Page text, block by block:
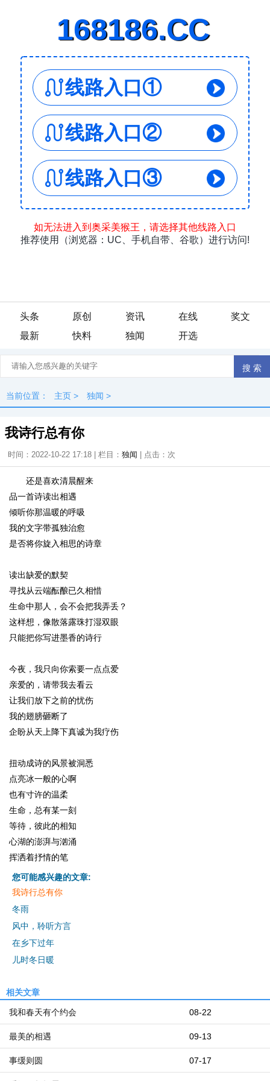
头条 原创 资讯 在线
奖文
最新
快料 独闻 开选
当前位置： 主页 > 独闻 >
我诗行总有你
时间：2022-10-22 17:18 | 栏目： 独闻 | 点击： 次
还是喜欢清晨醒来
品一首诗读出相遇
倾听你那温暖的呼吸
我的文字带孤独治愈
是否将你旋入相思的诗章
读出缺爱的默契
寻找从云端酝酿已久相惜
生命中那人，会不会把我弄丢？
这样想，像散落露珠打湿双眼
只能把你写进墨香的诗行
今夜，我只向你索要一点点爱
亲爱的，请带我去看云
让我们放下之前的忧伤
我的翅膀砸断了
企盼从天上降下真诚为我疗伤
扭动成诗的风景被洞悉
点亮冰一般的心啊
也有寸许的温柔
生命，总有某一刻
等待，彼此的相知
心湖的澎湃与汹涌
挥洒着抒情的笔
您可能感兴趣的文章:
我诗行总有你
冬雨
风中，聆听方言
在乡下过年
儿时冬日暖
相关文章
08-22
我和春天有个约会
09-13
最美的相遇
07-17
事缓则圆